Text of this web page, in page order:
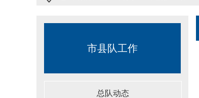
市县队工作
总队动态